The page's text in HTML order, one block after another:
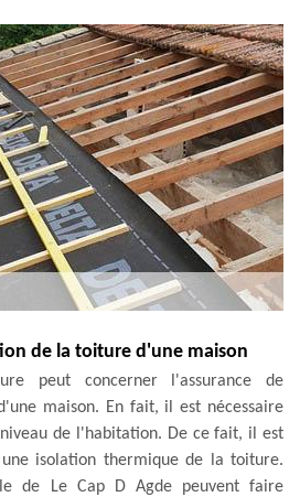
de la toiture d'une maison
peut concerner l'assurance de
maison. En fait, il est nécessaire
de l'habitation. De ce fait, il est
isolation thermique de la toiture.
de Le Cap D Agde peuvent faire